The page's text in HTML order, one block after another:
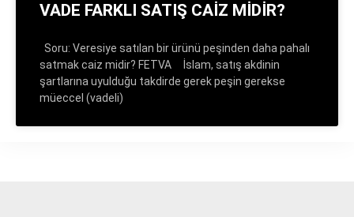
VADE FARKLI SATIŞ CAİZ MİDİR?
Soru: Veresiye satılan bir ürünü peşinden daha pahalı
satmak caiz midir? FETVA İslam, satış akdinin
şartlarına uyulduğu takdirde gerek peşin gerekse
müeccel (vadeli)